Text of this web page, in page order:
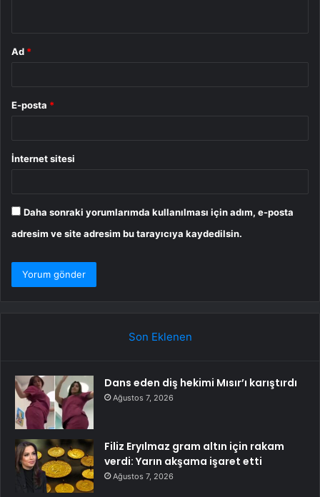
Ad *
E-posta *
İnternet sitesi
Daha sonraki yorumlarımda kullanılması için adım, e-posta
adresim ve site adresim bu tarayıcıya kaydedilsin.
Son Eklenen
Dans eden diş hekimi Mısır’ı karıştırdı
Ağustos 7, 2026
Filiz Eryılmaz gram altın için rakam
verdi: Yarın akşama işaret etti
Ağustos 7, 2026